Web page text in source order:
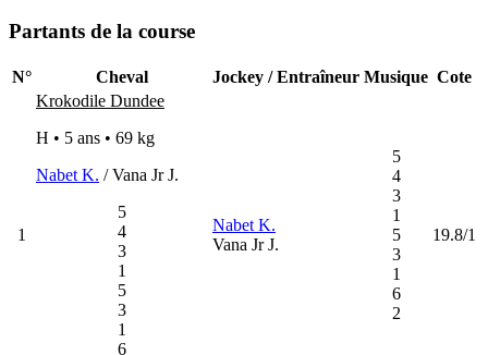
Partants de la course
N° Cheval Jockey / Entraîneur Musique Cote
1
Krokodile Dundee
H • 5 ans • 69 kg
Nabet K. / Vana Jr J.
5
4
3
1
5
3
1
6
Nabet K.
Vana Jr J.
5
4
3
1
5
3
1
6
2
19.8/1